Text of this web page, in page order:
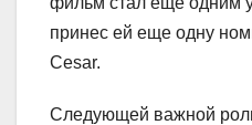
принес ей еще одну
Cesar.
Следующей важной